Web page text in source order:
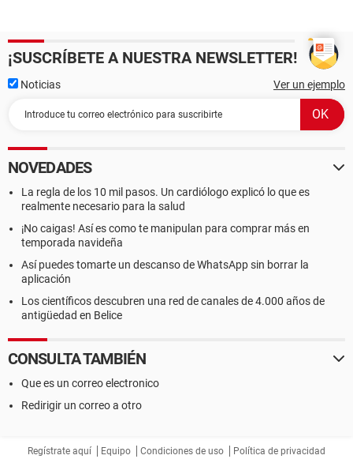
¡SUSCRÍBETE A NUESTRA NEWSLETTER!
Noticias Ver un ejemplo
NOVEDADES
La regla de los 10 mil pasos. Un cardiólogo explicó lo que es
realmente necesario para la salud
¡No caigas! Así es como te manipulan para comprar más en
temporada navideña
Así puedes tomarte un descanso de WhatsApp sin borrar la
aplicación
Los científicos descubren una red de canales de 4.000 años de
antigüedad en Belice
CONSULTA TAMBIÉN
Que es un correo electronico
Redirigir un correo a otro
Regístrate aquí Equipo Condiciones de uso Política de privacidad